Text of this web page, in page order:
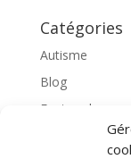
Catégories
Autisme
Blog
Featured